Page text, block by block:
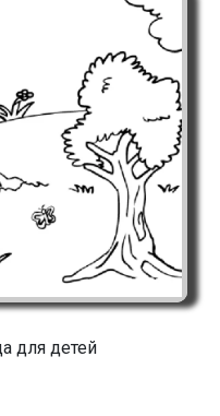
для детей